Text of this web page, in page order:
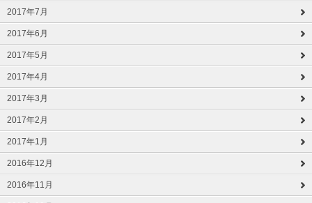
2017年7月
2017年6月
2017年5月
2017年4月
2017年3月
2017年2月
2017年1月
2016年12月
2016年11月